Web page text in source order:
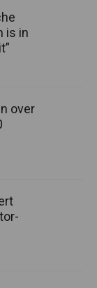
is in
over